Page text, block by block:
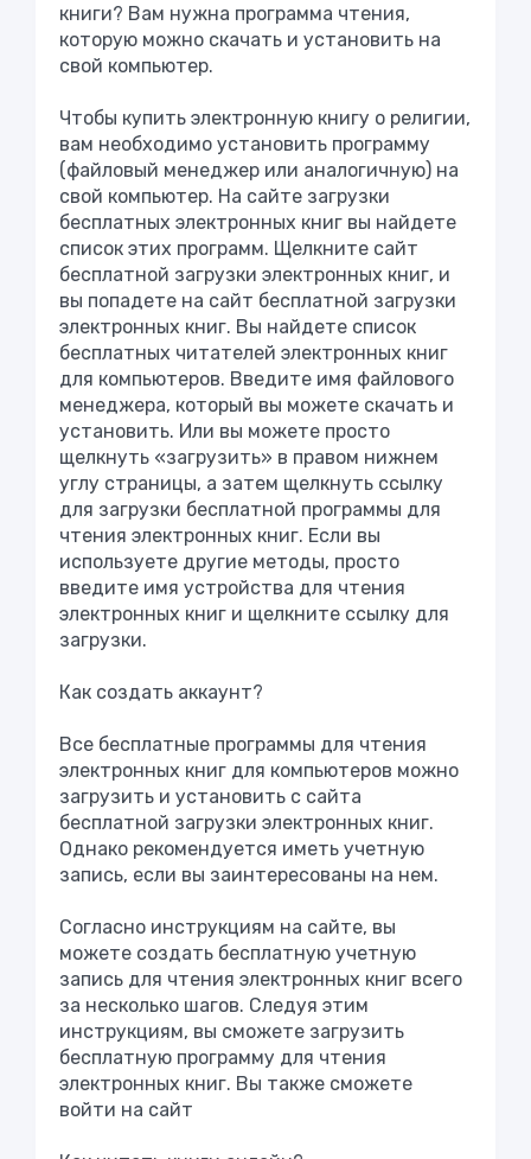
книги? Вам нужна программа чтения,
которую можно скачать и установить на
свой компьютер.
Чтобы купить электронную книгу о религии,
вам необходимо установить программу
(файловый менеджер или аналогичную) на
свой компьютер. На сайте загрузки
бесплатных электронных книг вы найдете
список этих программ. Щелкните сайт
бесплатной загрузки электронных книг, и
вы попадете на сайт бесплатной загрузки
электронных книг. Вы найдете список
бесплатных читателей электронных книг
для компьютеров. Введите имя файлового
менеджера, который вы можете скачать и
установить. Или вы можете просто
щелкнуть «загрузить» в правом нижнем
углу страницы, а затем щелкнуть ссылку
для загрузки бесплатной программы для
чтения электронных книг. Если вы
используете другие методы, просто
введите имя устройства для чтения
электронных книг и щелкните ссылку для
загрузки.
Как создать аккаунт?
Все бесплатные программы для чтения
электронных книг для компьютеров можно
загрузить и установить с сайта
бесплатной загрузки электронных книг.
Однако рекомендуется иметь учетную
запись, если вы заинтересованы на нем.
Согласно инструкциям на сайте, вы
можете создать бесплатную учетную
запись для чтения электронных книг всего
за несколько шагов. Следуя этим
инструкциям, вы сможете загрузить
бесплатную программу для чтения
электронных книг. Вы также сможете
войти на сайт